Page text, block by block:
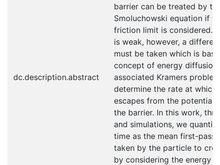
dc.description.abstract
barrier can be treated by
Smoluchowski equation if
friction limit is considered.
is weak, however, a
must be taken which is
concept of energy
associated Kramers
determine the rate at which
escapes from the potential
the barrier. In this work,
and simulations, we
time as the mean first-
taken by the particle to
by considering the energy